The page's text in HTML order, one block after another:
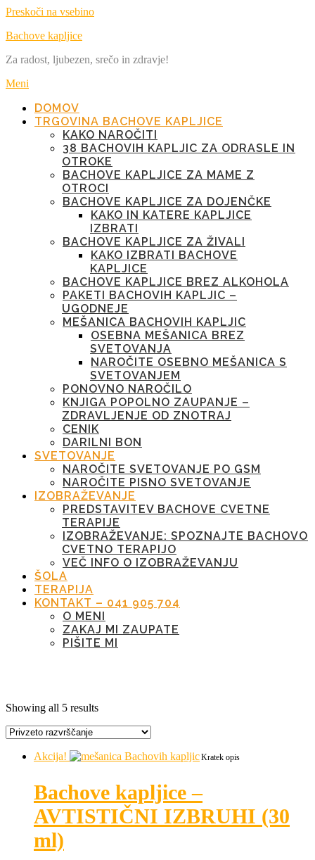
Preskoči na vsebino
Bachove kapljice
Za radost, ljubezen, srečo in zdravje!
Meni
DOMOV
TRGOVINA BACHOVE KAPLJICE
KAKO NAROČITI
38 BACHOVIH KAPLJIC ZA ODRASLE IN
OTROKE
BACHOVE KAPLJICE ZA MAME Z
OTROCI
BACHOVE KAPLJICE ZA DOJENČKE
KAKO IN KATERE KAPLJICE
IZBRATI
BACHOVE KAPLJICE ZA ŽIVALI
KAKO IZBRATI BACHOVE
KAPLJICE
BACHOVE KAPLJICE BREZ ALKOHOLA
PAKETI BACHOVIH KAPLJIC –
UGODNEJE
MEŠANICA BACHOVIH KAPLJIC
OSEBNA MEŠANICA BREZ
SVETOVANJA
NAROČITE OSEBNO MEŠANICA S
SVETOVANJEM
PONOVNO NAROČILO
KNJIGA POPOLNO ZAUPANJE –
ZDRAVLJENJE OD ZNOTRAJ
CENIK
DARILNI BON
SVETOVANJE
NAROČITE SVETOVANJE PO GSM
NAROČITE PISNO SVETOVANJE
IZOBRAŽEVANJE
PREDSTAVITEV BACHOVE CVETNE
TERAPIJE
IZOBRAŽEVANJE: SPOZNAJTE BACHOVO
CVETNO TERAPIJO
VEČ INFO O IZOBRAŽEVANJU
ŠOLA
TERAPIJA
KONTAKT – 041 905 704
O MENI
ZAKAJ MI ZAUPATE
PIŠITE MI
Showing all 5 results
Akcija! Kratek opis
Bachove kapljice –
AVTISTIČNI IZBRUHI (30
ml)